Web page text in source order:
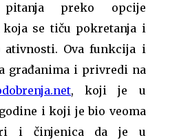
preko opcije
koja se tiču pokretanja i
ativnosti. Ova funkcija i
građanima i privredi na
, koji je u
i koji je bio veoma
i činjenica da je u